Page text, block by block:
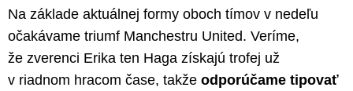
Na základe aktuálnej formy oboch tímov v nedeľu
očakávame triumf Manchestru United. Veríme,
že zverenci Erika ten Haga získajú trofej už
v riadnom hracom čase, takže odporúčame tipovať